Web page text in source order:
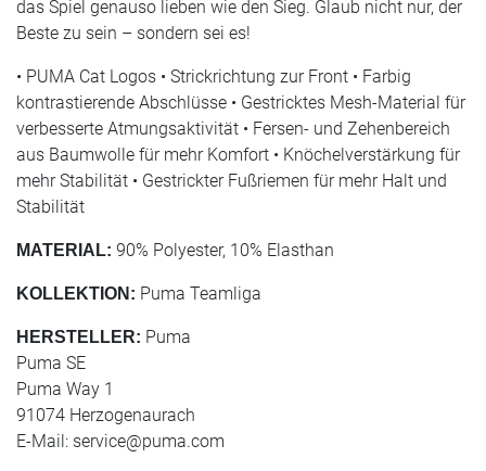
das Spiel genauso lieben wie den Sieg. Glaub nicht nur, der
Beste zu sein – sondern sei es!
• PUMA Cat Logos • Strickrichtung zur Front • Farbig
kontrastierende Abschlüsse • Gestricktes Mesh-Material für
verbesserte Atmungsaktivität • Fersen- und Zehenbereich
aus Baumwolle für mehr Komfort • Knöchelverstärkung für
mehr Stabilität • Gestrickter Fußriemen für mehr Halt und
Stabilität
MATERIAL: 90% Polyester, 10% Elasthan
KOLLEKTION: Puma Teamliga
HERSTELLER: Puma
Puma SE
Puma Way 1
91074 Herzogenaurach
E-Mail: service@puma.com